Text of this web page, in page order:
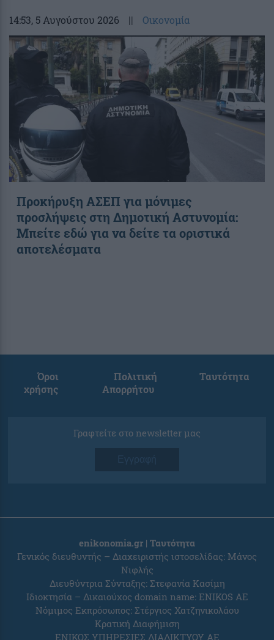
14:53, 5 Αυγούστου 2026 || Οικονομία
Προκήρυξη ΑΣΕΠ για μόνιμες
προσλήψεις στη Δημοτική Αστυνομία:
Μπείτε εδώ για να δείτε τα οριστικά
αποτελέσματα
Όροι
χρήσης
Πολιτική
Απορρήτου
Ταυτότητα
Γραφτείτε στο newsletter μας
Εγγραφή
enikonomia.gr | Ταυτότητα
Γενικός διευθυντής – Διαχειριστής ιστοσελίδας: Μάνος
Νιφλής
Διευθύντρια Σύνταξης: Στεφανία Κασίμη
Ιδιοκτησία – Δικαιούχος domain name: ENIKOS AE
Νόμιμος Εκπρόσωπος: Στέργιος Χατζηνικολάου
Κρατική Διαφήμιση
ΕΝΙΚΟΣ ΥΠΗΡΕΣΙΕΣ ΔΙΑΔΙΚΤΥΟΥ ΑΕ